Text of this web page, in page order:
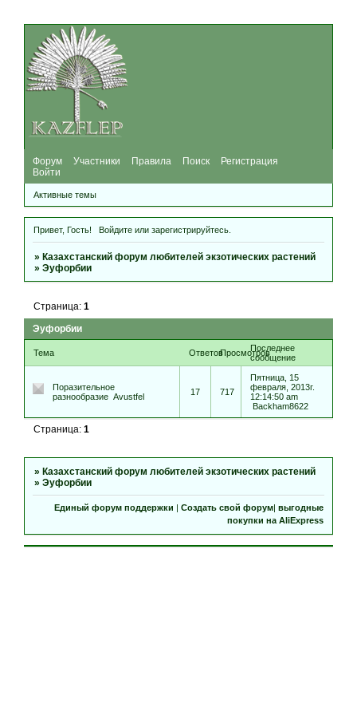
Форум Участники Правила Поиск
Регистрация
Войти
Активные темы
Привет, Гость! Войдитеили зарегистрируйтесь.
»Казахстанский форум любителей экзотических растений
»Эуфорбии
Эуфорбии
Страница:1
Тема ОтветовПросмотровПоследнее
сообщение
Поразительное
разнообразие Avustfel 17 717
Пятница, 15
февраля, 2013г.
12:14:50 am
Backham8622
Страница:1
»Казахстанский форум любителей экзотических растений
»Эуфорбии
Единый форум поддержки Создать свой форум выгодные
покупки на AliExpress